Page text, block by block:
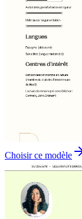
Choisir ce modèle